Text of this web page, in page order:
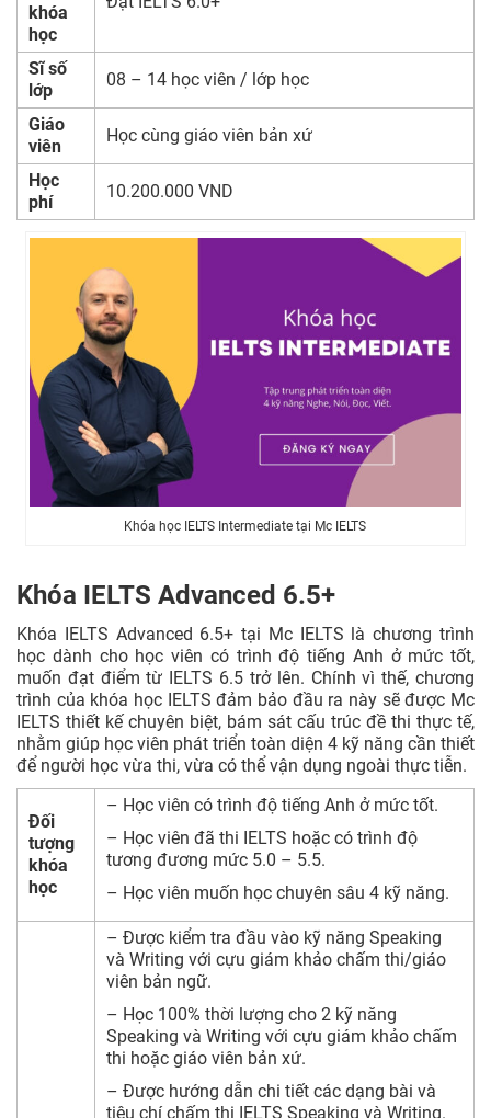
khóa
học
Sĩ số
lớp
08 – 14 học viên / lớp học
Giáo
viên
Học cùng giáo viên bản xứ
Học
phí
10.200.000 VND
Khóa học IELTS Intermediate tại Mc IELTS
Khóa IELTS Advanced 6.5+
Khóa IELTS Advanced 6.5+ tại Mc IELTS là chương trình
học dành cho học viên có trình độ tiếng Anh ở mức tốt,
muốn đạt điểm từ IELTS 6.5 trở lên. Chính vì thế, chương
trình của khóa học IELTS đảm bảo đầu ra này sẽ được Mc
IELTS thiết kế chuyên biệt, bám sát cấu trúc đề thi thực tế,
nhằm giúp học viên phát triển toàn diện 4 kỹ năng cần thiết
để người học vừa thi, vừa có thể vận dụng ngoài thực tiễn.
Đối
tượng
khóa
học
– Học viên có trình độ tiếng Anh ở mức tốt.
– Học viên đã thi IELTS hoặc có trình độ
tương đương mức 5.0 – 5.5.
– Học viên muốn học chuyên sâu 4 kỹ năng.
– Được kiểm tra đầu vào kỹ năng Speaking
và Writing với cựu giám khảo chấm thi/giáo
viên bản ngữ.
– Học 100% thời lượng cho 2 kỹ năng
Speaking và Writing với cựu giám khảo chấm
thi hoặc giáo viên bản xứ.
– Được hướng dẫn chi tiết các dạng bài và
tiêu chí chấm thi IELTS Speaking và Writing.